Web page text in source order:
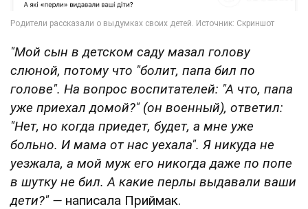
"Мой сын в детском саду мазал голову
слюной, потому что "болит, папа бил по
голове". На вопрос воспитателей: "А что, папа
уже приехал домой?" (он военный), ответил:
"Нет, но когда приедет, будет, а мне уже
больно. И мама от нас уехала". Я никуда не
уезжала, а мой муж его никогда даже по попе
в шутку не бил. А какие перлы выдавали ваши
дети?" — написала Приймак.